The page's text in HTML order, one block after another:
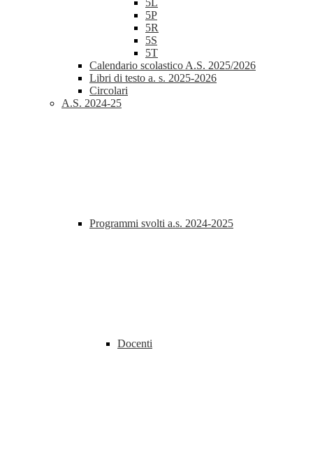
5L
5P
5R
5S
5T
Calendario scolastico A.S. 2025/2026
Libri di testo a. s. 2025-2026
Circolari
A.S. 2024-25
Programmi svolti a.s. 2024-2025
Docenti